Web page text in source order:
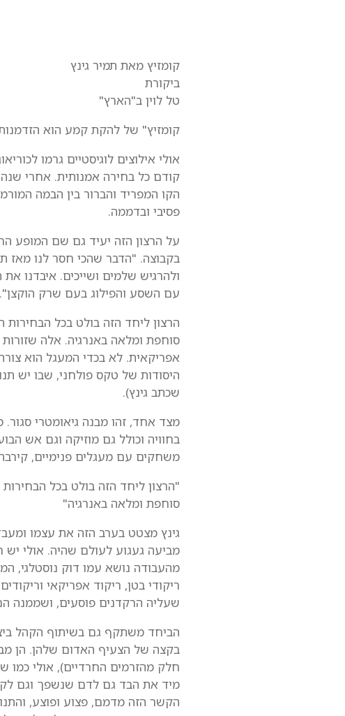
קומזיץ מאת תמיר גינץ
ביקורת
טל לוין ב"הארץ"
קומזיץ" של להקת קמע הוא
אולי אילוצים לוגיסטיים גרמו
קודם כל בחירה אמנותית. אחרי
הקו המפריד והברור בין הבמה
פסיבי ובדממה.
על הרצון הזה יעיד גם שם המופע
בקבוצה. "הדבר שהכי חסר לנו מאז
ולהרגיש שלמים ושייכים. איבדנו
עם השסע והפילוג בעם שרק הוקצן".
הרצון ליחד הזה בולט בכל הבחירות
סוחפת ומלאה באנרגיה. אלה שזורות
אפריקאית. לא בכדי המעגל הוא
היסודות של טקס פולחני, שבו יש
שכתב גינץ).
מצד אחד, זהו מבנה גיאומטרי
בחוויה וכולל גם מוזיקה וגם אש
משחקים עם מעגלים פנימיים,
"הרצון ליחד הזה בולט בכל
סוחפת ומלאה באנרגיה"
גינץ מצטט בערב הזה את עצמו
מביעה געגוע לעולם שהיה. אולי
מהעבודה נושא עמו דוק נוסטלגי,
ריקודי בטן, ריקוד אפריקאי
שעליה הרקדנים פוסעים, ושממנה
הביחד משתקף גם בשיתוף הקהל
בקצה של הצעיף האדום שלהן. הן
חלק מהזרמים החרדיים), אולי
מיד את הבד גם לדם שנשפך וגם
הקשר הזה מדמם, פצוע ופוצע,